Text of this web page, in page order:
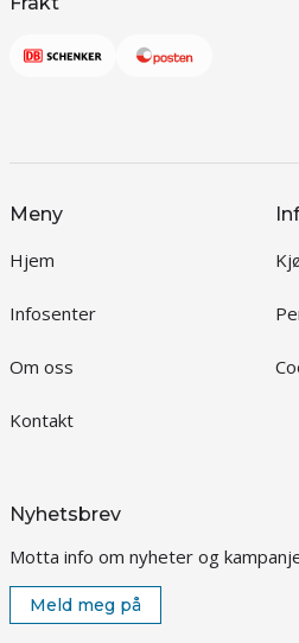
Meny
Hjem
Infosenter
Om oss
Kontakt
Nyhetsbrev
Motta info om nyheter og
Meld meg på